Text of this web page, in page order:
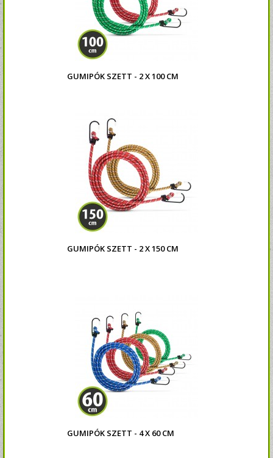
GUMIPÓK SZETT - 2 X 100 CM
GUMIPÓK SZETT - 2 X 150 CM
GUMIPÓK SZETT - 4 X 60 CM